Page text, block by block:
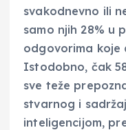
svakodnevno ili
samo njih 28% u
odgovorima koje
Istodobno, čak
sve teže
stvarnog i
inteligencijom,